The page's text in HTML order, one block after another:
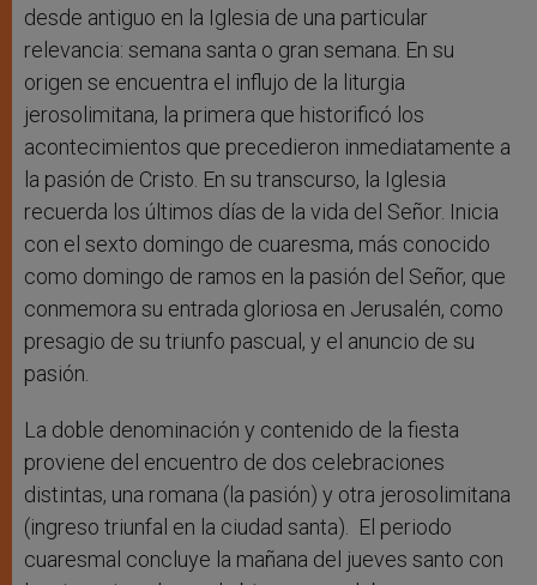
desde antiguo en la Iglesia de una particular
relevancia: semana santa o gran semana. En su
origen se encuentra el influjo de la liturgia
jerosolimitana, la primera que historificó los
acontecimientos que precedieron inmediatamente a
la pasión de Cristo. En su transcurso, la Iglesia
recuerda los últimos días de la vida del Señor. Inicia
con el sexto domingo de cuaresma, más conocido
como domingo de ramos en la pasión del Señor, que
conmemora su entrada gloriosa en Jerusalén, como
presagio de su triunfo pascual, y el anuncio de su
pasión.
La doble denominación y contenido de la fiesta
proviene del encuentro de dos celebraciones
distintas, una romana (la pasión) y otra jerosolimitana
(ingreso triunfal en la ciudad santa). El periodo
cuaresmal concluye la mañana del jueves santo con